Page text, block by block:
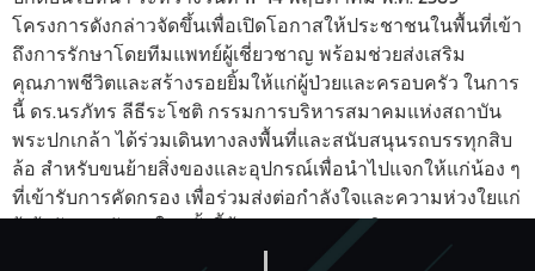
โครงการดังกล่าวจัดขึ้นเพื่อเปิดโอกาสให้ประชาชนในพื้นที่เข้า
ถึงการรักษาโดยทีมแพทย์ผู้เชี่ยวชาญ พร้อมช่วยส่งเสริม
คุณภาพชีวิตและสร้างรอยยิ้มให้แก่ผู้ป่วยและครอบครัว ในการ
นี้ ดร.นรภัทร ลีธีระโชติ กรรมการบริหารสมาคมแห่งสถาบัน
พระปกเกล้า ได้ร่วมเดินทางลงพื้นที่และสนับสนุนรถบรรทุกสิบ
ล้อ สำหรับขนย้ายสิ่งของและอุปกรณ์เพื่อนำไปแจกให้แก่น้อง ๆ
ที่เข้ารับการคัดกรอง เพื่อร่วมส่งต่อกำลังใจและความห่วงใยแก่
ผู้เข้ารับการรักษาในครั้งนี้ด้วย ประมวลภาพกิจกรรม